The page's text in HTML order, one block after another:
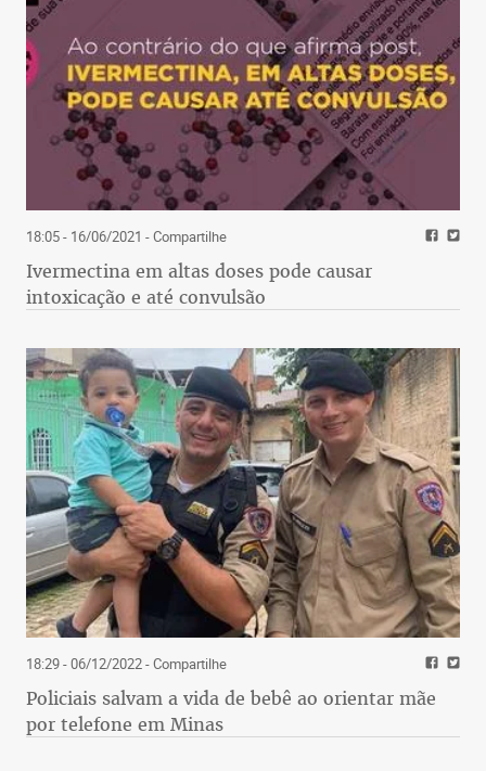
18:05 - 16/06/2021 - Compartilhe
Ivermectina em altas doses pode causar
intoxicação e até convulsão
18:29 - 06/12/2022- Compartilhe
Policiais salvam a vida de bebê ao orientar mãe
por telefone em Minas